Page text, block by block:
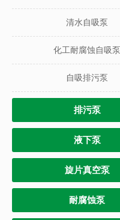
清水自吸泵
化工耐腐蚀自吸泵
自吸排污泵
排污泵
液下泵
旋片真空泵
耐腐蚀泵